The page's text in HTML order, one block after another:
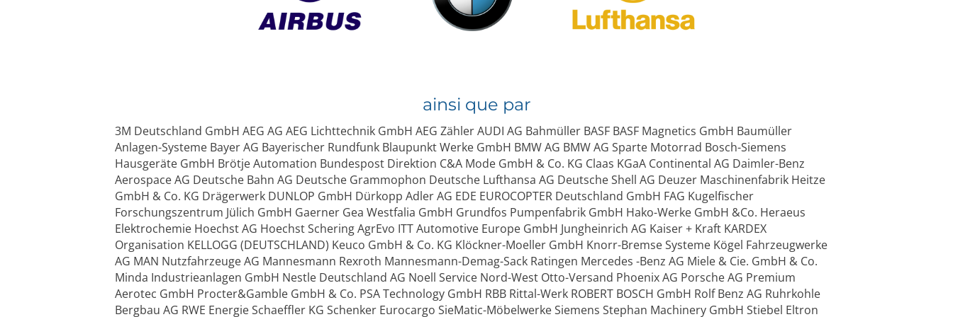
e
ainsi que par
3M Deutschland GmbH AEG AG AEG Lichttechnik GmbH AEG Zähler AUDI AG Bahmüller BASF BASF Magnetics GmbH Baumüller
Anlagen-Systeme Bayer AG Bayerischer Rundfunk Blaupunkt Werke GmbH BMW AG BMW AG Sparte Motorrad Bosch-Siemens
Hausgeräte GmbH Brötje Automation Bundespost Direktion C&A Mode GmbH & Co. KG Claas KGaA Continental AG Daimler-Benz
Aerospace AG Deutsche Bahn AG Deutsche Grammophon Deutsche Lufthansa AG Deutsche Shell AG Deuzer Maschinenfabrik Heitze
GmbH & Co. KG Drägerwerk DUNLOP GmbH Dürkopp Adler AG EDE EUROCOPTER Deutschland GmbH FAG Kugelfischer
Forschungszentrum Jülich GmbH Gaerner Gea Westfalia GmbH Grundfos Pumpenfabrik GmbH Hako-Werke GmbH &Co. Heraeus
Elektrochemie Hoechst AG Hoechst Schering AgrEvo ITT Automotive Europe GmbH Jungheinrich AG Kaiser + Kraft KARDEX
Organisation KELLOGG (DEUTSCHLAND) Keuco GmbH & Co. KG Klöckner-Moeller GmbH Knorr-Bremse Systeme Kögel Fahrzeugwerke
AG MAN Nutzfahrzeuge AG Mannesmann Rexroth Mannesmann-Demag-Sack Ratingen Mercedes -Benz AG Miele & Cie. GmbH & Co.
Minda Industrieanlagen GmbH Nestle Deutschland AG Noell Service Nord-West Otto-Versand Phoenix AG Porsche AG Premium
Aerotec GmbH Procter&Gamble GmbH & Co. PSA Technology GmbH RBB Rittal-Werk ROBERT BOSCH GmbH Rolf Benz AG Ruhrkohle
Bergbau AG RWE Energie Schaeffler KG Schenker Eurocargo SieMatic-Möbelwerke Siemens Stephan Machinery GmbH Stiebel Eltron